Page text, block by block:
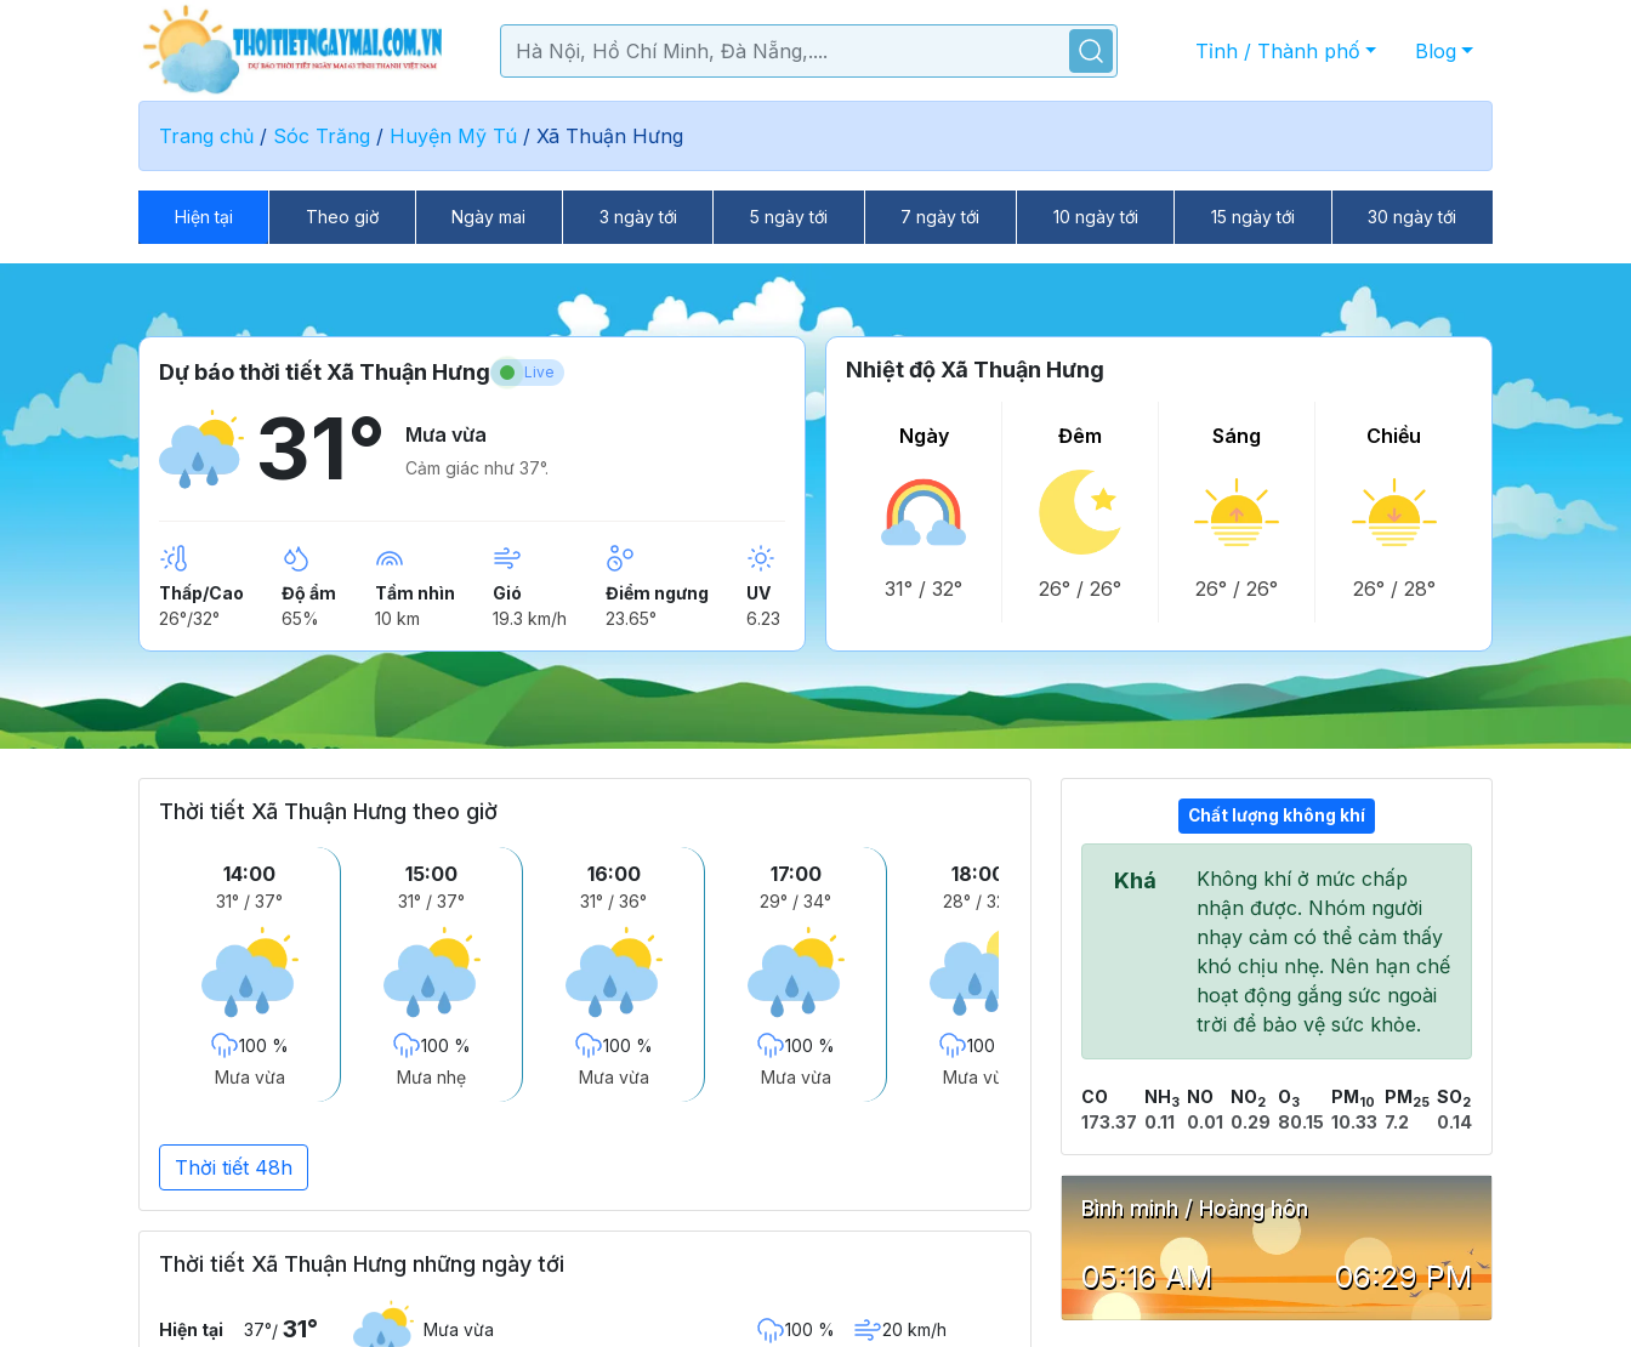
Tỉnh / Thành phố Blog
Trang chủ / Sóc Trăng / Huyện Mỹ Tú / Xã Thuận Hưng
Hiện tại Theo giờ Ngày mai 3 ngày tới 5 ngày tới 7 ngày tới 10 ngày tới 15 ngày tới 30 ngày tới
Dự báo thời tiết Xã Thuận Hưng Live
31° Mưa vừa
Cảm giác như 37°.
Thấp/Cao
26°/32°
Độ ẩm
65%
Tầm nhìn
10 km
Gió
19.3 km/h
Điểm ngưng
23.65°
UV
6.23
Nhiệt độ Xã Thuận Hưng
Ngày
31° / 32°
Đêm
26° / 26°
Sáng
26° / 26°
Chiều
26° / 28°
Thời tiết Xã Thuận Hưng theo giờ
14:00
31° / 37°
100 %
Mưa vừa
15:00
31° / 37°
100 %
Mưa nhẹ
16:00
31° / 36°
100 %
Mưa vừa
17:00
29° / 34°
100 %
Mưa vừa
18:00
28° / 32°
100 %
Mưa vừa
19:00 20:00
27°/30°
Thời tiết 48h
Thời tiết Xã Thuận Hưng những ngày tới
Hiện tại 37°/ 31° Mưa vừa 100 % 20 km/h
Chất lượng không khí
Khá
Không khí ở mức chấp
nhận được. Nhóm người
nhạy cảm có thể cảm thấy
khó chịu nhẹ. Nên hạn chế
hoạt động gắng sức ngoài
trời để bảo vệ sức khỏe.
CO
173.37
NH 3
0.11
NO
0.01
NO2
0.29
O3
80.15
PM 10
10.33
PM 25
7.2
SO2
0.14
Bình minh / Hoàng hôn
05:16 AM 06:29 PM